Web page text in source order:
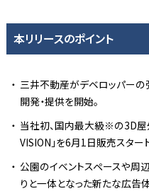
本リリースのポイント
三井不動産がデベロッパー
開発・提供を開始。
当社初、国内最大級※の3D屋
VISION」を6月1日販売スター
公園のイベントスペースや周
りと一体となった新たな広告